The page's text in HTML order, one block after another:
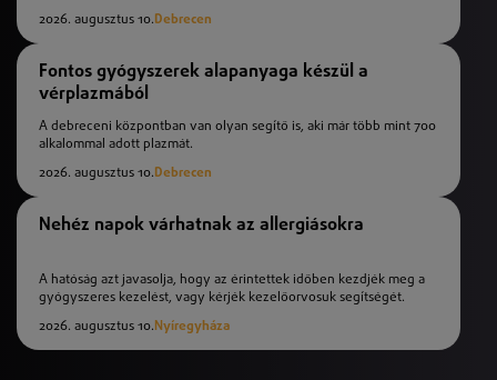
2026. augusztus 10.Debrecen
Fontos gyógyszerek alapanyaga készül a
vérplazmából
A debreceni központban van olyan segítő is, aki már több mint 700
alkalommal adott plazmát.
2026. augusztus 10.Debrecen
Nehéz napok várhatnak az allergiásokra
A hatóság azt javasolja, hogy az érintettek időben kezdjék meg a
gyógyszeres kezelést, vagy kérjék kezelőorvosuk segítségét.
2026. augusztus 10. Nyíregyháza